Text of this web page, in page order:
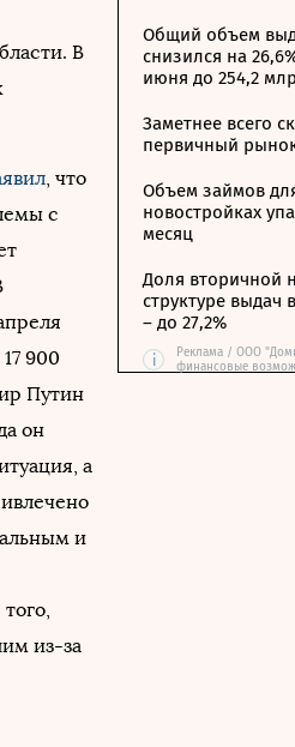
В
, что
с
900
Путин
он
а
и
из-за
Общий объем
снизился на
июня до 254,2
Заметнее всего
первичный
Объем займов
новостройках
месяц
Доля вторичной
структуре выдач
– до 27,2%
i
Реклама / ООО
финансовые